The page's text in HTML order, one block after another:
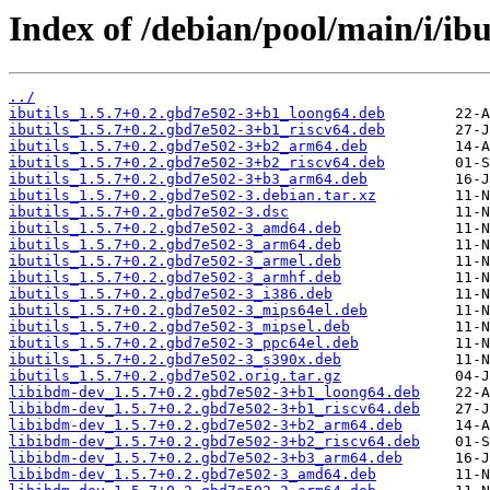
Index of /debian/pool/main/i/
../
ibutils_1.5.7+0.2.gbd7e502-3+b1_loong64.deb
ibutils_1.5.7+0.2.gbd7e502-3+b1_riscv64.deb
ibutils_1.5.7+0.2.gbd7e502-3+b2_arm64.deb
ibutils_1.5.7+0.2.gbd7e502-3+b2_riscv64.deb
ibutils_1.5.7+0.2.gbd7e502-3+b3_arm64.deb
ibutils_1.5.7+0.2.gbd7e502-3.debian.tar.xz
ibutils_1.5.7+0.2.gbd7e502-3.dsc
ibutils_1.5.7+0.2.gbd7e502-3_amd64.deb
ibutils_1.5.7+0.2.gbd7e502-3_arm64.deb
ibutils_1.5.7+0.2.gbd7e502-3_armel.deb
ibutils_1.5.7+0.2.gbd7e502-3_armhf.deb
ibutils_1.5.7+0.2.gbd7e502-3_i386.deb
ibutils_1.5.7+0.2.gbd7e502-3_mips64el.deb
ibutils_1.5.7+0.2.gbd7e502-3_mipsel.deb
ibutils_1.5.7+0.2.gbd7e502-3_ppc64el.deb
ibutils_1.5.7+0.2.gbd7e502-3_s390x.deb
ibutils_1.5.7+0.2.gbd7e502.orig.tar.gz
libibdm-dev_1.5.7+0.2.gbd7e502-3+b1_loong64.deb
libibdm-dev_1.5.7+0.2.gbd7e502-3+b1_riscv64.deb
libibdm-dev_1.5.7+0.2.gbd7e502-3+b2_arm64.deb
libibdm-dev_1.5.7+0.2.gbd7e502-3+b2_riscv64.deb
libibdm-dev_1.5.7+0.2.gbd7e502-3+b3_arm64.deb
libibdm-dev_1.5.7+0.2.gbd7e502-3_amd64.deb